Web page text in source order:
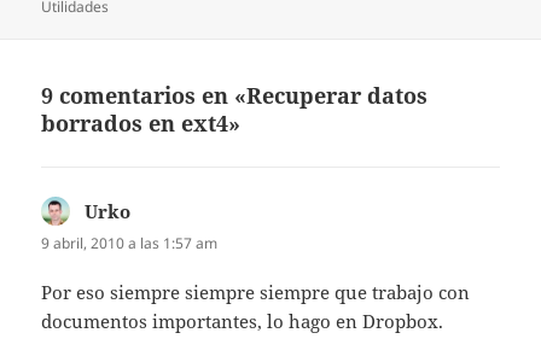
el
Utilidades
9 comentarios en «Recuperar datos
borrados en ext4»
Urko
9 abril, 2010 a las 1:57 am
Por eso siempre siempre siempre que trabajo con
documentos importantes, lo hago en Dropbox.